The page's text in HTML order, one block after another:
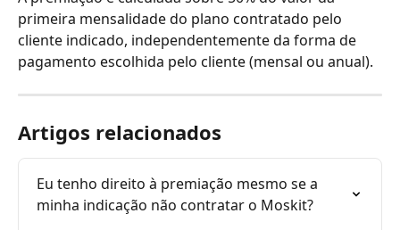
primeira mensalidade do plano contratado pelo
cliente indicado, independentemente da forma de
pagamento escolhida pelo cliente (mensal ou anual).
Artigos relacionados
Eu tenho direito à premiação mesmo se a
minha indicação não contratar o Moskit?